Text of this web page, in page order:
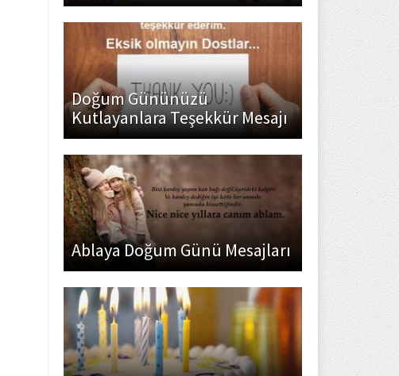
Doğum Gününüzü
Kutlayanlara Teşekkür Mesajı
Ablaya Doğum Günü Mesajları